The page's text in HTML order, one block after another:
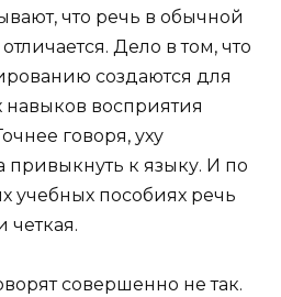
что речь в обычной
Дело в том, что
создаются для
навыков восприятия
говоря, уху
привыкнуть к языку. И по
учебных пособиях речь
четкая.
совершенно не так.